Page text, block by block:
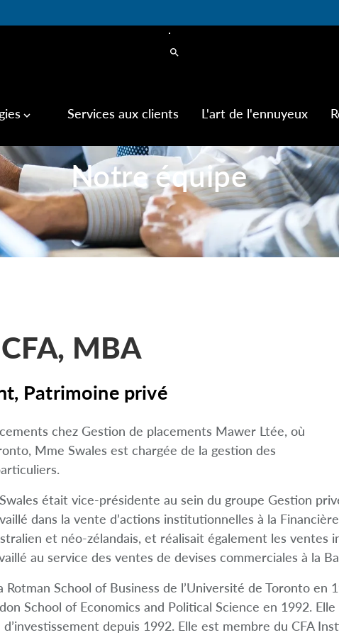
search
keyboard_arrow_down Services aux clients L'art de l'ennuyeux
Notre équipe
MBA
Patrimoine privé
chez Gestion de placements Mawer Ltée, où
Mme Swales est chargée de la gestion des
était vice-présidente au sein du groupe Gestion
dans la vente d’actions institutionnelles à la
et néo-zélandais, et réalisait également les ventes
au service des ventes de devises commerciales à la
School of Business de l’Université de Toronto en
School of Economics and Political Science en 1992.
depuis 1992. Elle est membre du CFA